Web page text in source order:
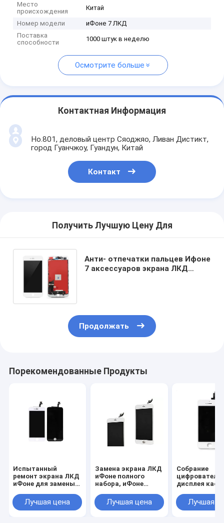
Место
происхождения
Китай
Номер модели
иФоне 7 ЛКД
Поставка
способности
1000 штук в неделю
Осмотрите больше
Контактная Информация
Но.801, деловый центр Сяоджяо, Ливан Дистикт,
город Гуанчжоу, Гуандун, Китай
Контакт
Получить Лучшую Цену Для
Анти- отпечатки пальцев Ифоне
7 аксессуаров экрана ЛКД
Продолжать
Порекомендованные Продукты
Испытанный
ремонт экрана ЛКД
иФоне для замены
6
Лучшая цена
Замена экрана ЛКД
иФоне полного
набора, иФоне
иФоне 6 серий
Лучшая цена
Собрание
цифрователя
дисплея
5с
Ифоне ЛКД
Лучшая